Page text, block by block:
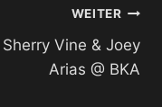
WEITER
Sherry Vine & Joey
Arias @ BKA